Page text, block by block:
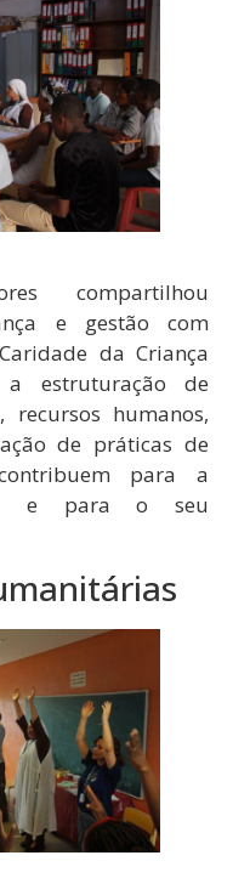
compartilhou
e gestão com
da Criança
a estruturação de
recursos humanos,
de práticas de
para a
e para o seu